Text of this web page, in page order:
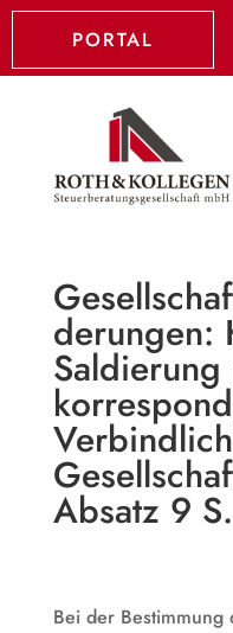
PORTAL
derungen:
Saldierung
Absatz 9
Bei der